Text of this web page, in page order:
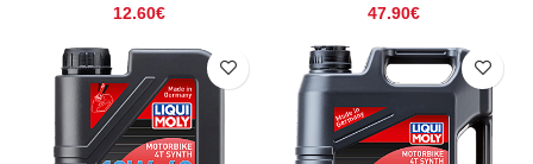
12.60€ 47.90€